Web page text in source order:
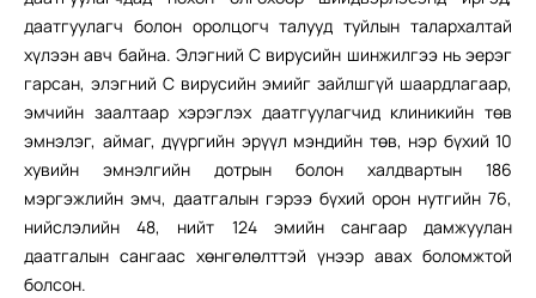
даатгуулагч болон оролцогч талууд туйлын талархалтай
хүлээн авч байна. Элэгний С вирусийн шинжилгээ нь эерэг
гарсан, элэгний С вирусийн эмийг зайлшгүй шаардлагаар,
эмчийн заалтаар хэрэглэх даатгуулагчид клиникийн төв
эмнэлэг, аймаг, дүүргийн эрүүл мэндийн төв, нэр бүхий 10
хувийн эмнэлгийн дотрын болон халдвартын 186
мэргэжлийн эмч, даатгалын гэрээ бүхий орон нутгийн 76,
нийслэлийн 48, нийт 124 эмийн сангаар дамжуулан
даатгалын сангаас хөнгөлөлттэй үнээр авах боломжтой
болсон.